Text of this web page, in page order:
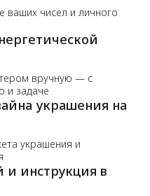
ваших чисел и личного
вручную — с
и задаче
украшения на
украшения и
инструкция в